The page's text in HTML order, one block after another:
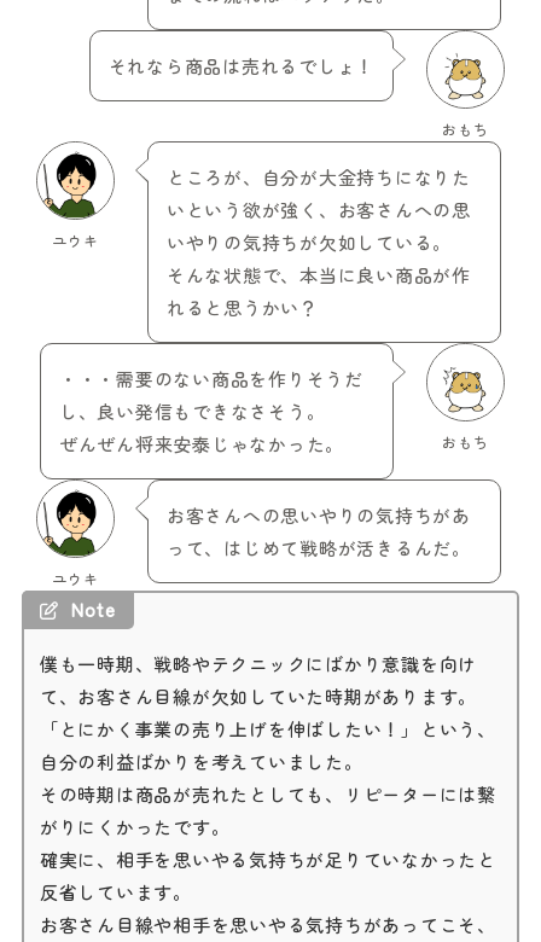
おもち
それなら商品は売れるでしょ！
ユウキ
ところが、自分が大金持ちになりた
いという欲が強く、お客さんへの思
いやりの気持ちが欠如している。
そんな状態で、本当に良い商品が作
れると思うかい？
おもち
・・・需要のない商品を作りそうだ
し、良い発信もできなさそう。
ぜんぜん将来安泰じゃなかった。
ユウキ
お客さんへの思いやりの気持ちがあ
って、はじめて戦略が活きるんだ。
Note
僕も一時期、戦略やテクニックにばかり意識を向け
て、お客さん目線が欠如していた時期があります。
「とにかく事業の売り上げを伸ばしたい！」という、
自分の利益ばかりを考えていました。
その時期は商品が売れたとしても、リピーターには繋
がりにくかったです。
確実に、相手を思いやる気持ちが足りていなかったと
反省しています。
お客さん目線や相手を思いやる気持ちがあってこそ、